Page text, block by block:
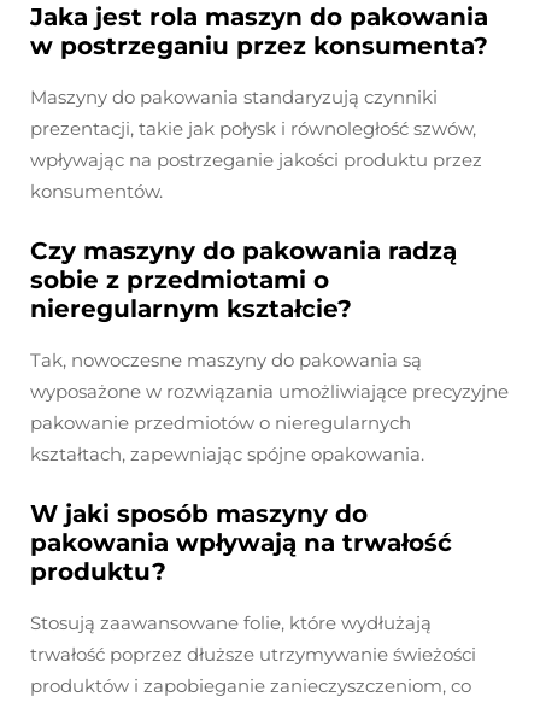
Jaka jest rola maszyn do pakowania
w postrzeganiu przez konsumenta?
Maszyny do pakowania standaryzują czynniki
prezentacji, takie jak połysk i równoległość szwów,
wpływając na postrzeganie jakości produktu przez
konsumentów.
Czy maszyny do pakowania radzą
sobie z przedmiotami o
nieregularnym kształcie?
Tak, nowoczesne maszyny do pakowania są
wyposażone w rozwiązania umożliwiające precyzyjne
pakowanie przedmiotów o nieregularnych
kształtach, zapewniając spójne opakowania.
W jaki sposób maszyny do
pakowania wpływają na trwałość
produktu?
Stosują zaawansowane folie, które wydłużają
trwałość poprzez dłuższe utrzymywanie świeżości
produktów i zapobieganie zanieczyszczeniom, co